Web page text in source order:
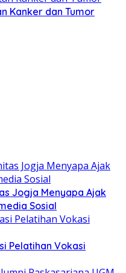
Kanker dan Tumor
Jogja Menyapa Ajak
Sosial
Pelatihan Vokasi